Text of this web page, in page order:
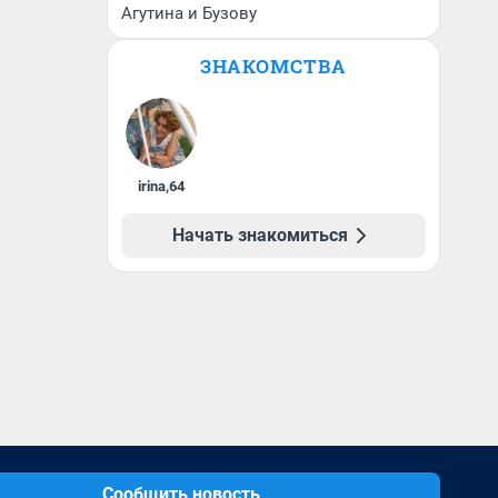
Агутина и Бузову
ЗНАКОМСТВА
irina,64
Начать знакомиться